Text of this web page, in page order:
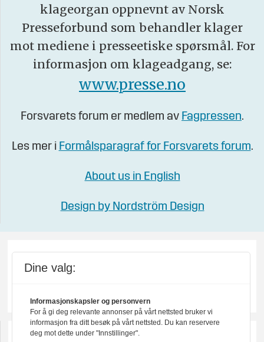
klageorgan oppnevnt av Norsk
Presseforbund som behandler klager
mot mediene i presseetiske spørsmål. For
informasjon om klageadgang, se:
www.presse.no
Forsvarets forum er medlem av Fagpressen.
Les mer i Formålsparagraf for Forsvarets forum.
About us in English
Design by Nordström Design
Dine valg:
Informasjonskapsler og personvern
For å gi deg relevante annonser på vårt nettsted bruker vi
informasjon fra ditt besøk på vårt nettsted. Du kan reservere
deg mot dette under "Innstillinger".